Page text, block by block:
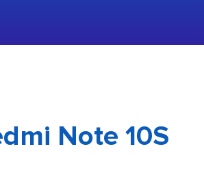
Note 10S